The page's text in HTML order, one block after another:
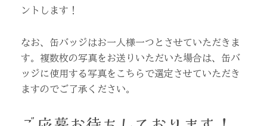
ントします！
なお、缶バッジはお一人様一つとさせていただきま
す。複数枚の写真をお送りいただいた場合は、缶バ
ッジに使用する写真をこちらで選定させていただき
ますのでご了承ください。